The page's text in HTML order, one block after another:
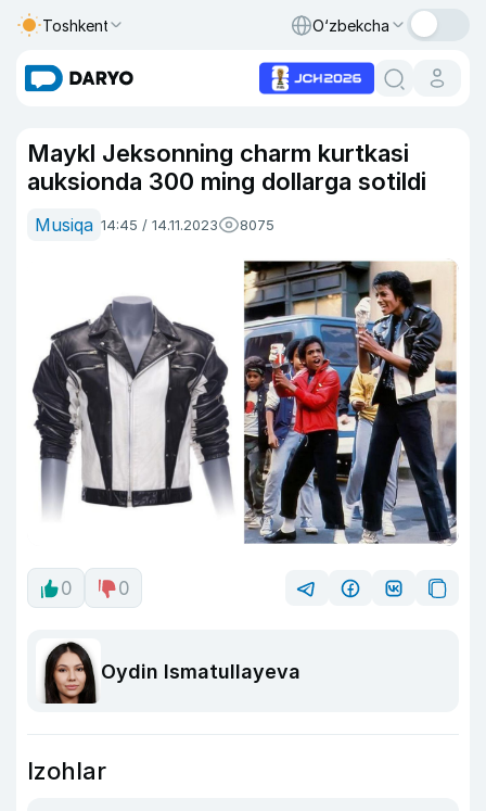
Toshkent O‘zbekcha
Maykl Jeksonning charm kurtkasi
auksionda 300 ming dollarga sotildi
Musiqa 14:45 / 14.11.2023 8075
0 0
Oydin Ismatullayeva
Izohlar